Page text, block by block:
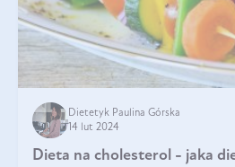
Dietetyk Paulina Górska
14 lut 2024
Dieta na cholesterol - jaka